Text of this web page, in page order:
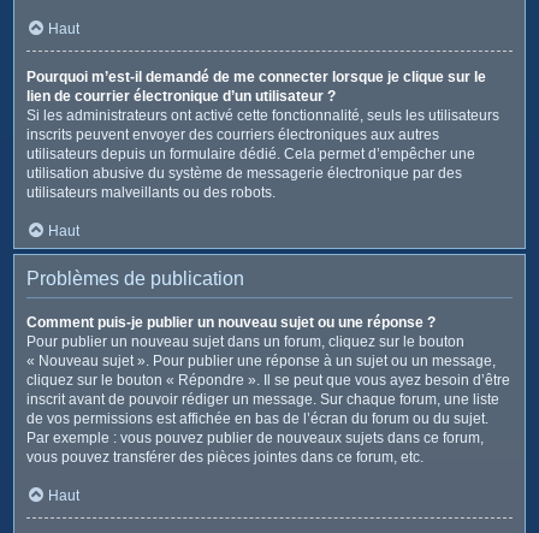
Haut
Pourquoi m’est-il demandé de me connecter lorsque je clique sur le
lien de courrier électronique d’un utilisateur ?
Si les administrateurs ont activé cette fonctionnalité, seuls les utilisateurs
inscrits peuvent envoyer des courriers électroniques aux autres
utilisateurs depuis un formulaire dédié. Cela permet d’empêcher une
utilisation abusive du système de messagerie électronique par des
utilisateurs malveillants ou des robots.
Haut
Problèmes de publication
Comment puis-je publier un nouveau sujet ou une réponse ?
Pour publier un nouveau sujet dans un forum, cliquez sur le bouton
« Nouveau sujet ». Pour publier une réponse à un sujet ou un message,
cliquez sur le bouton « Répondre ». Il se peut que vous ayez besoin d’être
inscrit avant de pouvoir rédiger un message. Sur chaque forum, une liste
de vos permissions est affichée en bas de l’écran du forum ou du sujet.
Par exemple : vous pouvez publier de nouveaux sujets dans ce forum,
vous pouvez transférer des pièces jointes dans ce forum, etc.
Haut